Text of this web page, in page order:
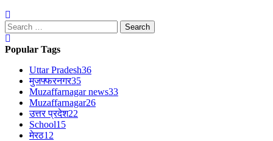
Search
for:
Popular Tags
Uttar Pradesh36
मुजफ्फरनगर35
Muzaffarnagar news33
Muzaffarnagar26
उत्तर प्रदेश22
School15
मेरठ12